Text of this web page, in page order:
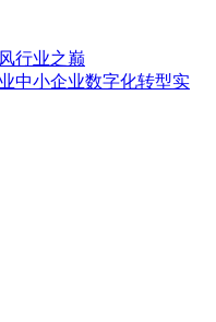
行业之巅
中小企业数字化转型实